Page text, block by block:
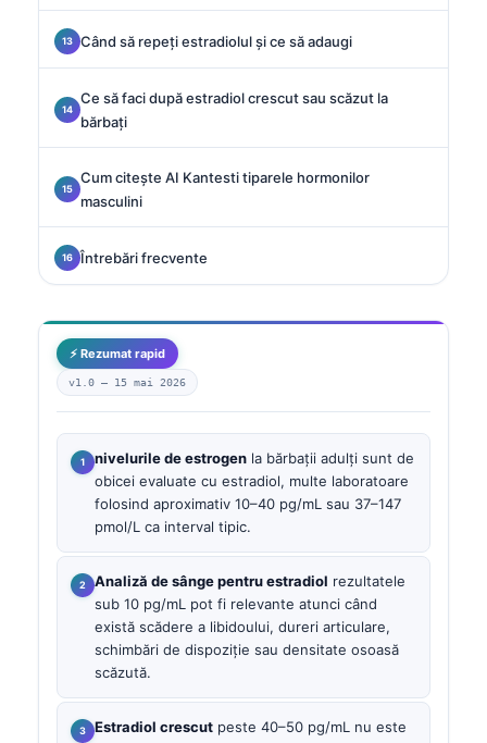
Când să repeți estradiolul și ce să adaugi
Ce să faci după estradiol crescut sau scăzut la
bărbați
Cum citește AI Kantesti tiparele hormonilor
masculini
Întrebări frecvente
⚡ Rezumat rapid
v1.0 — 15 mai 2026
nivelurile de estrogen la bărbații adulți sunt de
obicei evaluate cu estradiol, multe laboratoare
folosind aproximativ 10–40 pg/mL sau 37–147
pmol/L ca interval tipic.
Analiză de sânge pentru estradiol rezultatele
sub 10 pg/mL pot fi relevante atunci când
există scădere a libidoului, dureri articulare,
schimbări de dispoziție sau densitate osoasă
scăzută.
Estradiol crescut peste 40–50 pg/mL nu este